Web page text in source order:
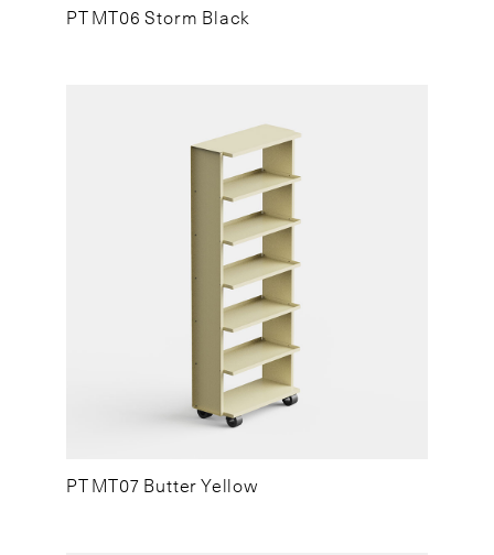
PT MT06 Storm Black
PT MT07 Butter Yellow